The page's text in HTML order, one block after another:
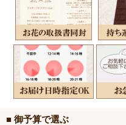
■ 御予算で選ぶ